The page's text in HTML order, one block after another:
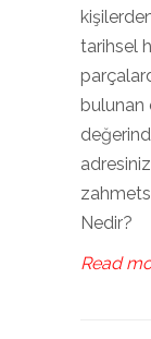
tarihsel
bulunan
Nedir?
Read